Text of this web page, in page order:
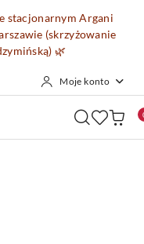
stacjonarnym Argani
(skrzyżowanie
🌿
Moje konto